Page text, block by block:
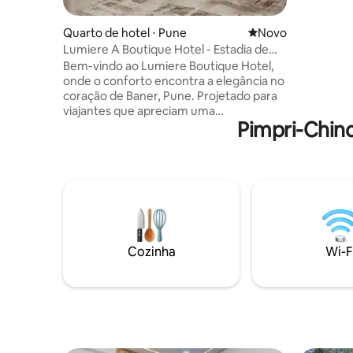
Quarto de hotel ⋅ Pune Novo lugar para ficar
Novo
Lumiere A Boutique Hotel - Estadia de
luxo em Baner
Bem-vindo ao Lumiere Boutique Hotel,
onde o conforto encontra a elegância no
coração de Baner, Pune. Projetado para
viajantes que apreciam uma
hospitalidade atenciosa, nosso hotel
refúgio tranquilo e elegante. Nosso hotel
boutique possui quartos projetados com
bom gosto, com interiores premium,
roupas de cama confortáveis, Wi-Fi de
condicionado e muito mais
Pimpri-
Cozinha Wi-